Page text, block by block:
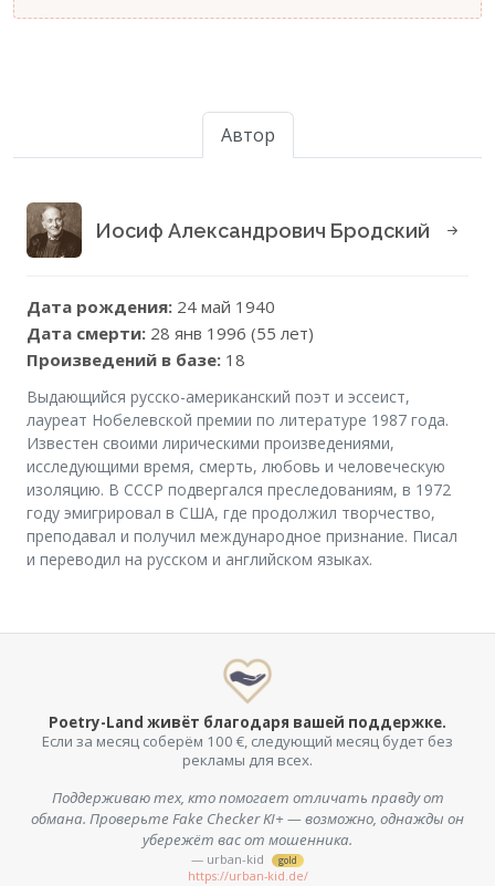
Автор
Иосиф Александрович Бродский
Дата рождения: 24 май 1940
Дата смерти: 28 янв 1996 (55 лет)
Произведений в базе: 18
Выдающийся русско-американский поэт и эссеист,
лауреат Нобелевской премии по литературе 1987 года.
Известен своими лирическими произведениями,
исследующими время, смерть, любовь и человеческую
изоляцию. В СССР подвергался преследованиям, в 1972
году эмигрировал в США, где продолжил творчество,
преподавал и получил международное признание. Писал
и переводил на русском и английском языках.
Poetry-Land живёт благодаря вашей поддержке.
Если за месяц соберём 100 €, следующий месяц будет без
рекламы для всех.
Поддерживаю тех, кто помогает отличать правду от
обмана. Проверьте Fake Checker KI+ — возможно, однажды он
убережёт вас от мошенника.
— urban-kid gold
https://urban-kid.de/